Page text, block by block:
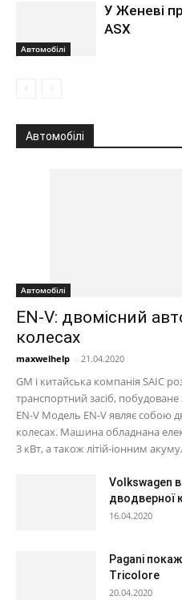
Автомобілі
У Женеві
ASX
Автомобілі
Автомобілі
EN-V: двомісний
колесах
maxwelhelp - 21.04.2020
GM і китайська компанія SAIC
транспортний засіб,
EN-V Модель EN-V являє собою
колесах. Машина обладнана
3 кВт, а також літій-іонним
Volkswagen
дводверної
16.04.2020
Pagani
Tricolore
20.04.2020